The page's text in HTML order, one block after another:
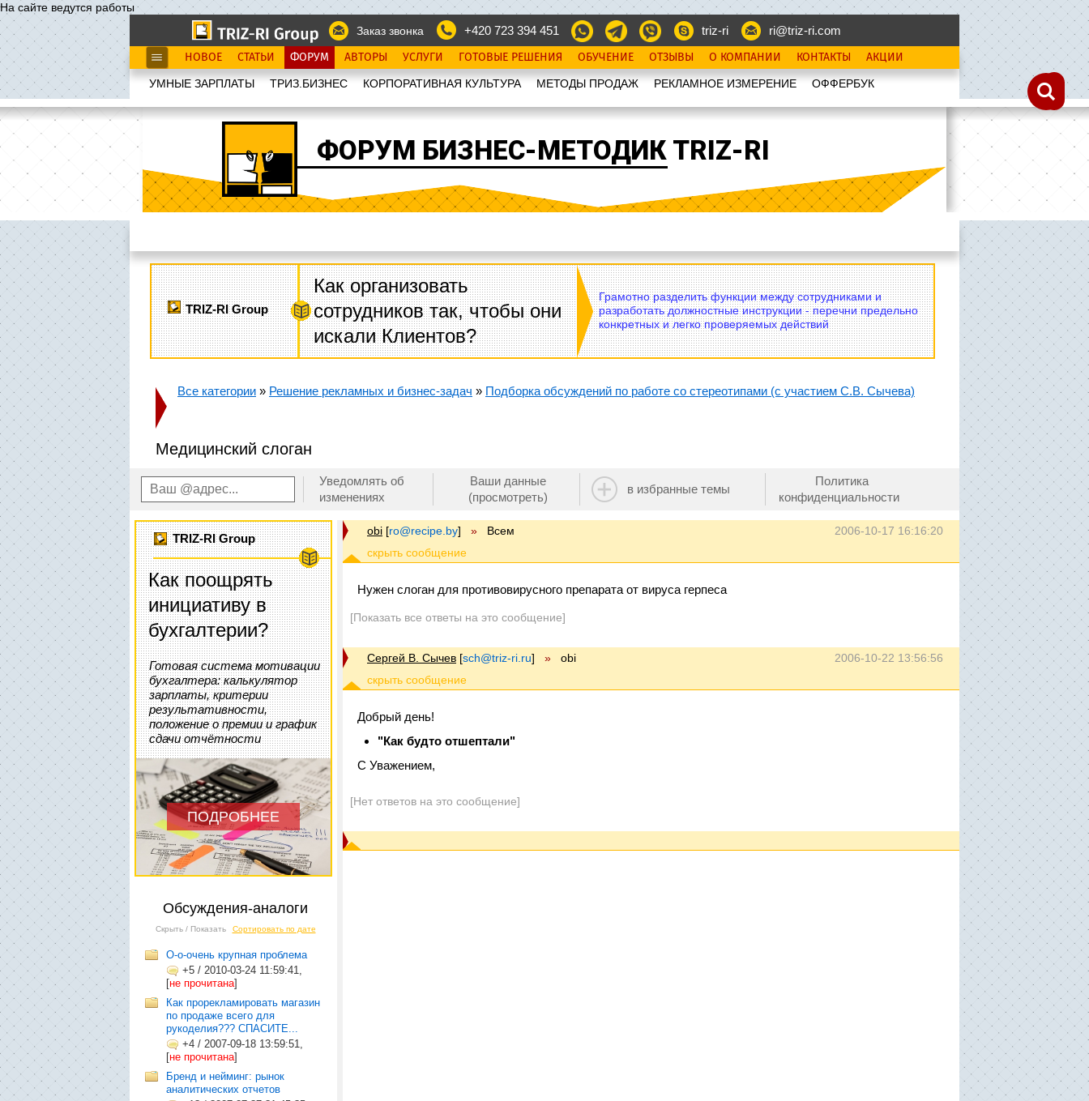
На сайте ведутся работы
Заказ звонка
+420 723 394 451 triz-ri ri@triz-ri.com
НОВОЕ СТАТЬИ ФОРУМ АВТОРЫ УСЛУГИ ГОТОВЫЕ РЕШЕНИЯ ОБУЧЕНИЕ ОТЗЫВЫ О КОМПАНИИ КОНТАКТЫ АКЦИИ
УМНЫЕ ЗАРПЛАТЫ ТРИЗ.БИЗНЕС КОРПОРАТИВНАЯ КУЛЬТУРА МЕТОДЫ ПРОДАЖ РЕКЛАМНОЕ ИЗМЕРЕНИЕ OФФЕРБУК
ФОРУМ БИЗНЕС-МЕТОДИК TRIZ-RI
TRIZ-RI Group
Как организовать
сотрудников так, чтобы они
искали Клиентов?
Грамотно разделить функции между сотрудниками и
разработать должностные инструкции - перечни предельно
конкретных и легко проверяемых действий
Все категории » Решение рекламных и бизнес-задач » Подборка обсуждений по работе со стереотипами (с участием С.В. Сычева)
Медицинский слоган
Уведомлять об
изменениях
Ваши данные
(просмотреть)
в избранные темы
Политика
конфиденциальности
TRIZ-RI Group
Как поощрять
инициативу в
бухгалтерии?
Готовая система мотивации
бухгалтера: калькулятор
зарплаты, критерии
результативности,
положение о премии и график
сдачи отчётности
ПОДРОБНЕЕ
Обсуждения-аналоги
Скрыть / Показать Сортировать по дате
О-о-очень крупная проблема
+5 / 2010-03-24 11:59:41,
[не прочитана]
Как прорекламировать магазин
по продаже всего для
рукоделия??? СПАСИТЕ...
+4 / 2007-09-18 13:59:51,
[не прочитана]
Бренд и нейминг: рынок
аналитических отчетов
2006-10-17 16:16:20
obi [ro@recipe.by] » Всем
Нужен слоган для противовирусного препарата от вируса герпеса
[Показать все ответы на это сообщение]
2006-10-22 13:56:56
Сергей В. Сычев [sch@triz-ri.ru] » obi
Добрый день!
"Как будто отшептали"
С Уважением,
[Нет ответов на это сообщение]